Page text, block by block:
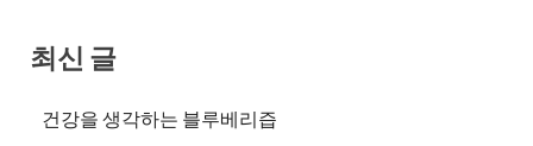
최신 글
건강을 생각하는 블루베리즙